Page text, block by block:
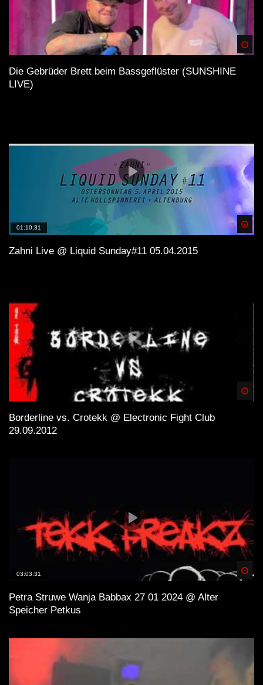
Die Gebrüder Brett beim Bassgeflüster (SUNSHINE
LIVE)
01:10:31
Zahni Live @ Liquid Sunday#11 05.04.2015
Borderline vs. Crotekk @ Electronic Fight Club
29.09.2012
03:03:31
Petra Struwe Wanja Babbax 27 01 2024 @ Alter
Speicher Petkus